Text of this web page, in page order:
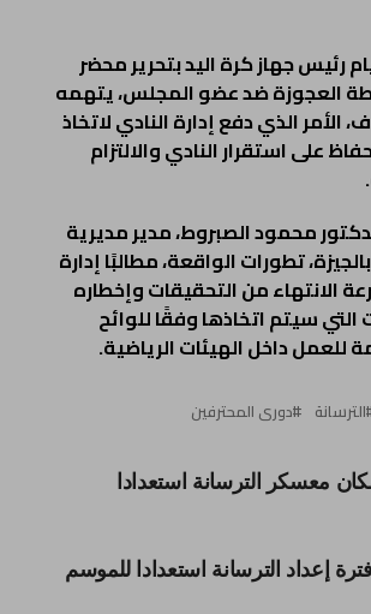
رئيس جهاز كرة اليد بتحرير محضر
العجوزة ضد عضو المجلس، يتهمه
الأمر الذي دفع إدارة النادي لاتخاذ
على استقرار النادي والالتزام
محمود الصبروط، مدير مديرية
تطورات الواقعة، مطالبًا إدارة
الانتهاء من التحقيقات وإخطاره
التي سيتم اتخاذها وفقًا للوائح
للعمل داخل الهيئات الرياضية.
الترسانة دورى المحترفين
معسكر الترسانة استعدادا
إعداد الترسانة استعدادا للموسم